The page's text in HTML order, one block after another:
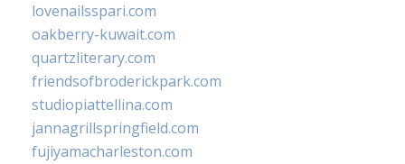
lovenailsspari.com
oakberry-kuwait.com
quartzliterary.com
friendsofbroderickpark.com
studiopiattellina.com
jannagrillspringfield.com
fujiyamacharleston.com